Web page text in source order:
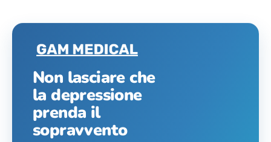
Non lasciare che
la depressione
prenda il
sopravvento